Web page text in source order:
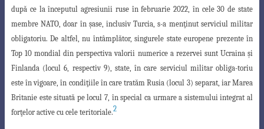
după ce la începutul agresiunii ruse în februarie 2022, în cele 30 de state
membre NATO, doar în şase, inclusiv Turcia, s-a menţinut serviciul militar
obligatoriu. De altfel, nu întâmplător, singurele state europene prezente în
Top 10 mondial din perspectiva valorii numerice a rezervei sunt Ucrainaşi
Finlanda (locul 6, respectiv 9), state, în care serviciul militar obliga-toriu
este în vigoare, în condiţiile în care tratăm Rusia (locul 3) separat, iar Marea
Britanie este situată pe locul 7, în special ca urmare a sistemului integrat al
forţelor active cu cele teritoriale.2